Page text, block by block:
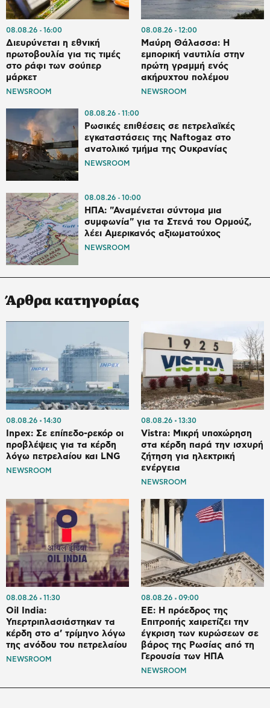
08.08.26 16:00
Διευρύνεται η εθνική
πρωτοβουλία για τις τιμές
στο ράφι των σούπερ
μάρκετ
NEWSROOM
08.08.26 12:00
Μαύρη Θάλασσα: Η
εμπορική ναυτιλία στην
πρώτη γραμμή ενός
ακήρυχτου πολέμου
NEWSROOM
08.08.26 11:00
Ρωσικές επιθέσεις σε πετρελαϊκές
εγκαταστάσεις της Naftogaz στο
ανατολικό τμήμα της Ουκρανίας
NEWSROOM
08.08.26 10:00
ΗΠΑ: "Αναμένεται σύντομα μια
συμφωνία" για τα Στενά του Ορμούζ,
λέει Αμερικανός αξιωματούχος
NEWSROOM
Άρθρα κατηγορίας
08.08.26 14:30
Inpex: Σε επίπεδο-ρεκόρ οι
προβλέψεις για τα κέρδη
λόγω πετρελαίου και LNG
NEWSROOM
08.08.26 13:30
Vistra: Μικρή υποχώρηση
στα κέρδη παρά την ισχυρή
ζήτηση για ηλεκτρική
ενέργεια
NEWSROOM
08.08.26 11:30
Oil India:
Υπερτριπλασιάστηκαν τα
κέρδη στο α’ τρίμηνο λόγω
της ανόδου του πετρελαίου
NEWSROOM
08.08.26 09:00
ΕΕ: Η πρόεδρος της
Επιτροπής χαιρετίζει την
έγκριση των κυρώσεων σε
βάρος της Ρωσίας από τη
Γερουσία των ΗΠΑ
NEWSROOM